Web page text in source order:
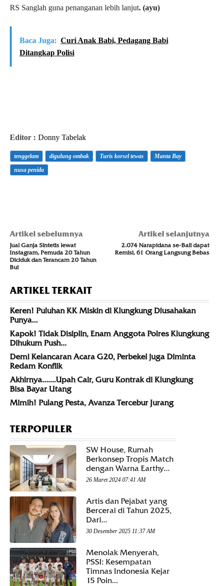
RS Sanglah guna penanganan lebih lanjut. (ayu)
Baca Juga: Curi Anak Babi, Pedagang Babi
Ditangkap Polisi
Editor : Donny Tabelak
tenggelam digulung ombak Turis korsel tewas
Manta Bay
nusa penida
Artikel sebelumnya
Jual Ganja Sintetis lewat
Instagram, Pemuda 20 Tahun
Diciduk dan Terancam 20 Tahun
Bui
Artikel selanjutnya
2.074 Narapidana se-Bali dapat
Remisi, 61 Orang Langsung Bebas
ARTIKEL TERKAIT
Keren! Puluhan KK Miskin di Klungkung Diusahakan
Punya...
Kapok! Tidak Disiplin, Enam Anggota Polres Klungkung
Dihukum Push...
Demi Kelancaran Acara G20, Perbekel juga Diminta
Redam Konflik
Akhirnya…….Upah Cair, Guru Kontrak di Klungkung
Bisa Bayar Utang
Mimih! Pulang Pesta, Avanza Tercebur Jurang
TERPOPULER
SW House, Rumah
Berkonsep Tropis Match
dengan Warna Earthy...
26 Maret 2024 07:41 AM
Artis dan Pejabat yang
Bercerai di Tahun 2025,
Dari...
30 Desember 2025 11:37 AM
Menolak Menyerah,
PSSI: Kesempatan
Timnas Indonesia Kejar
15 Poin...